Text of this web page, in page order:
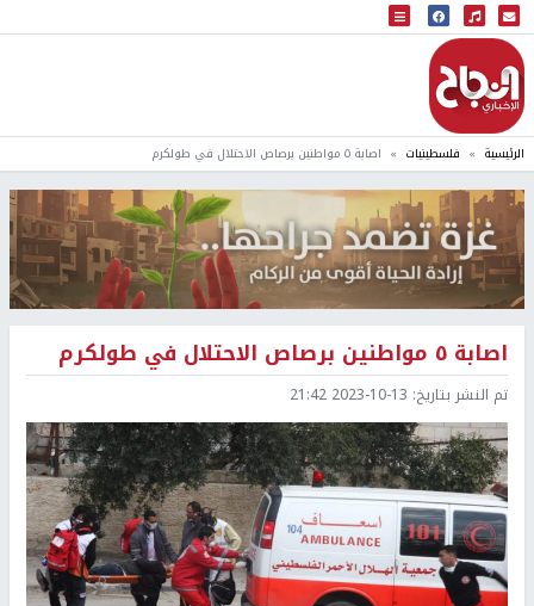
البث المباشر
إذاعة النجاح
الرئيسية فلسطينيات اصابة ٥ مواطنين برصاص الاحتلال في طولكرم
اصابة ٥ مواطنين برصاص الاحتلال في طولكرم
تم النشر بتاريخ: 2023-10-13 21:42